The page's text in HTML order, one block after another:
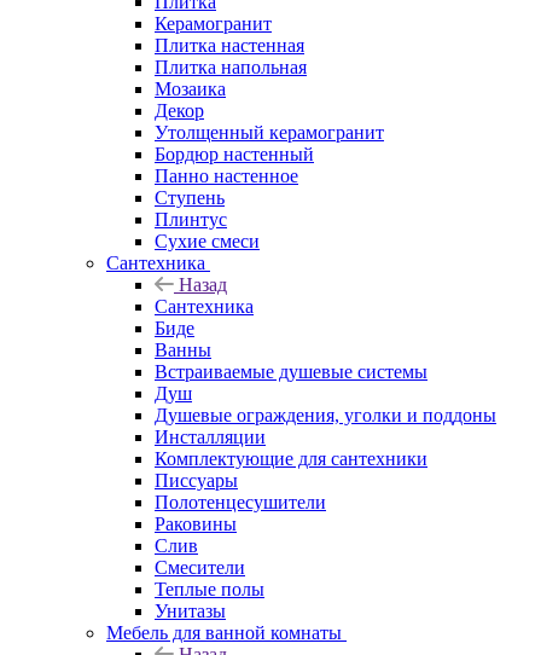
Керамогранит
Плитка настенная
Плитка напольная
Мозаика
Декор
Утолщенный керамогранит
Бордюр настенный
Панно настенное
Ступень
Плинтус
Сухие смеси
Сантехника
Назад
Сантехника
Биде
Ванны
Встраиваемые душевые системы
Душ
Душевые ограждения, уголки и поддоны
Инсталляции
Комплектующие для сантехники
Писсуары
Полотенцесушители
Раковины
Слив
Смесители
Теплые полы
Унитазы
Мебель для ванной комнаты